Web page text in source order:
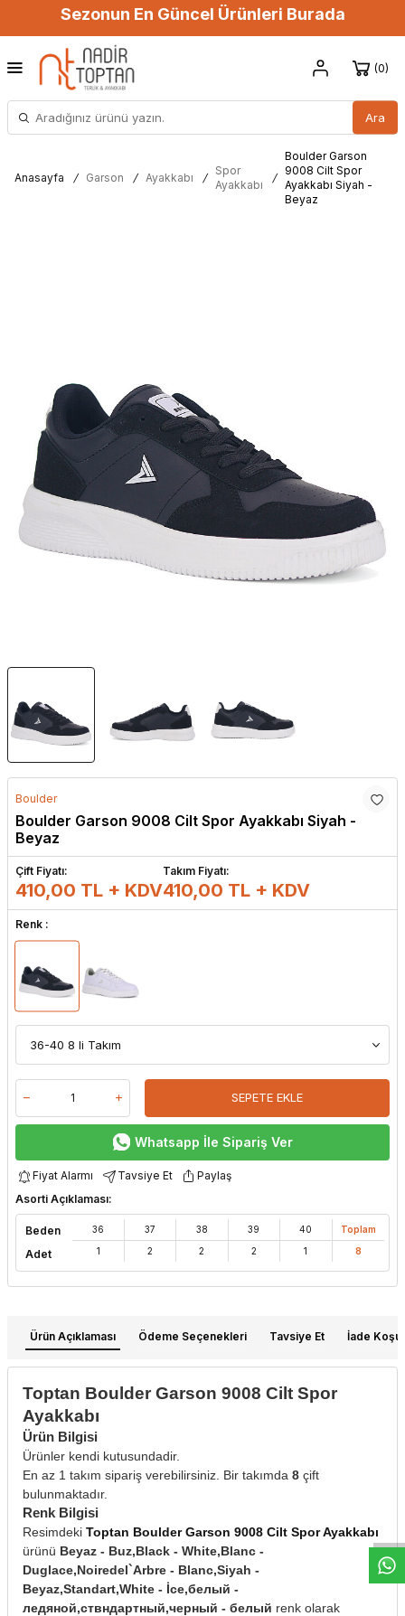
Sezonun En Güncel Ürünleri Burada
Ara
0
Anasayfa / Garson / Ayakkabı /
Spor
Ayakkabı
/
Boulder Garson
9008 Cilt Spor
Ayakkabı Siyah -
Beyaz
Boulder
Boulder Garson 9008 Cilt Spor Ayakkabı Siyah -
Beyaz
Çift Fiyatı:
410,00 TL + KDV
Takım Fiyatı:
410,00 TL + KDV
Renk :
SEPETE EKLE
Whatsapp İle Sipariş Ver
Fiyat Alarmı Tavsiye Et
Paylaş
Asorti Açıklaması:
Beden
Adet
36
1
37
2
38
2
39
2
40
1
Toplam
8
Ürün Açıklaması Ödeme Seçenekleri Tavsiye Et İade
Toptan Boulder Garson 9008 Cilt Spor
Ayakkabı
Ürün Bilgisi
Ürünler kendi kutusundadir.
En az 1 takım sipariş verebilirsiniz. Bir takımda 8 çift
bulunmaktadır.
Renk Bilgisi
Resimdeki Toptan Boulder Garson 9008 Cilt Spor Ayakkabı
ürünü Beyaz - Buz,Black - White,Blanc -
Duglace,Noiredel`Arbre - Blanc,Siyah -
Beyaz,Standart,White - İce,белый -
ледяной,ствндартный,черный - белый renk olarak